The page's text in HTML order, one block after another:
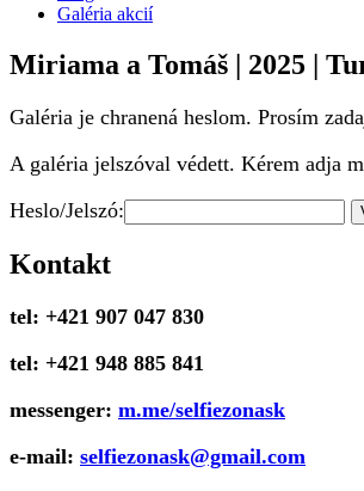
Galéria akcií
Miriama a Tomáš | 2025 |
Galéria je chranená heslom. Prosím
A galéria jelszóval védett. Kérem adja
Heslo/Jelszó:
Kontakt
tel: +421 907 047 830
tel: +421 948 885 841
messenger: m.me/selfiezonask
e-mail: selfiezonask@gmail.com